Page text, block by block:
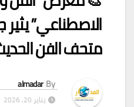
الاصطناعي”
متحف الفن
By
almadar
يناير 20, 2026